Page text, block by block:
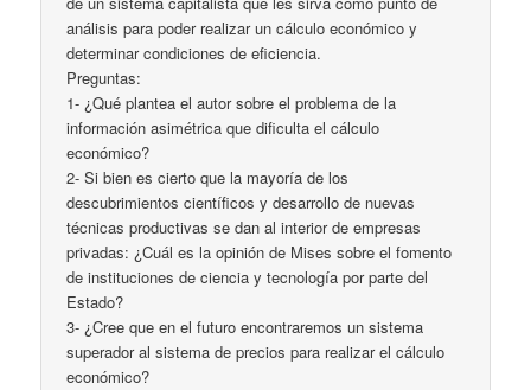
análisis para poder realizar un cálculo económico y
determinar condiciones de eficiencia.
Preguntas:
1- ¿Qué plantea el autor sobre el problema de la
información asimétrica que dificulta el cálculo
económico?
2- Si bien es cierto que la mayoría de los
descubrimientos científicos y desarrollo de nuevas
técnicas productivas se dan al interior de empresas
privadas: ¿Cuál es la opinión de Mises sobre el fomento
de instituciones de ciencia y tecnología por parte del
Estado?
3- ¿Cree que en el futuro encontraremos un sistema
superador al sistema de precios para realizar el cálculo
económico?